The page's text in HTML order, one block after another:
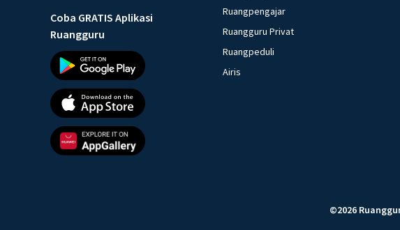
Coba GRATIS Aplikasi
Ruangguru
Ruangpengajar
Ruangguru Privat
Ruangpeduli
Airis
©2026